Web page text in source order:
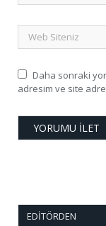
Daha sonraki
adresim ve site
EDITÖRDEN